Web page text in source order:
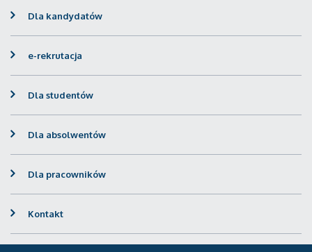
Dla kandydatów
e-rekrutacja
Dla studentów
Dla absolwentów
Dla pracowników
Kontakt